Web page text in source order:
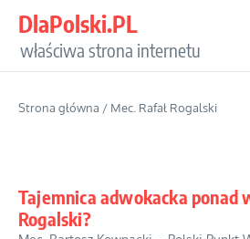
DlaPolski.PL
właściwa strona internetu
Strona główna / Mec. Rafał Rogalski
Tajemnica adwokacka ponad
Rogalski?